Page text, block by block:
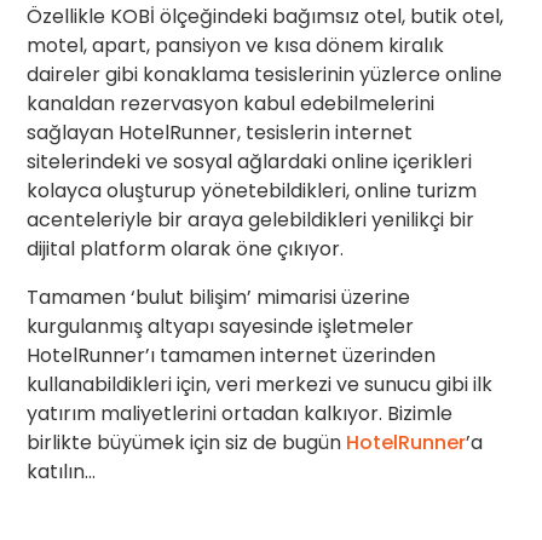
Özellikle KOBİ ölçeğindeki bağımsız otel, butik otel,
motel, apart, pansiyon ve kısa dönem kiralık
daireler gibi konaklama tesislerinin yüzlerce online
kanaldan rezervasyon kabul edebilmelerini
sağlayan HotelRunner, tesislerin internet
sitelerindeki ve sosyal ağlardaki online içerikleri
kolayca oluşturup yönetebildikleri, online turizm
acenteleriyle bir araya gelebildikleri yenilikçi bir
dijital platform olarak öne çıkıyor.
Tamamen ‘bulut bilişim’ mimarisi üzerine
kurgulanmış altyapı sayesinde işletmeler
HotelRunner’ı tamamen internet üzerinden
kullanabildikleri için, veri merkezi ve sunucu gibi ilk
yatırım maliyetlerini ortadan kalkıyor. Bizimle
birlikte büyümek için siz de bugün HotelRunner’a
katılın…